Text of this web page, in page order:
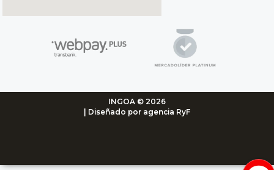
INGOA © 2026
| Diseñado por agencia RyF